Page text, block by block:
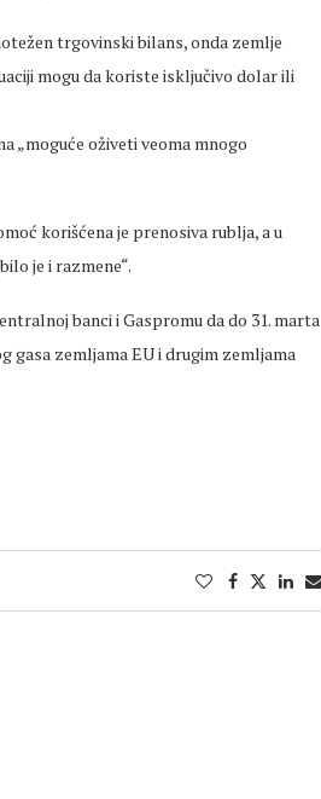
trgovinski bilans, onda zemlje
mogu da koriste isključivo dolar ili
„moguće oživeti veoma mnogo
korišćena je prenosiva rublja, a u
je i razmene“.
banci i Gaspromu da do 31. marta
gasa zemljama EU i drugim zemljama